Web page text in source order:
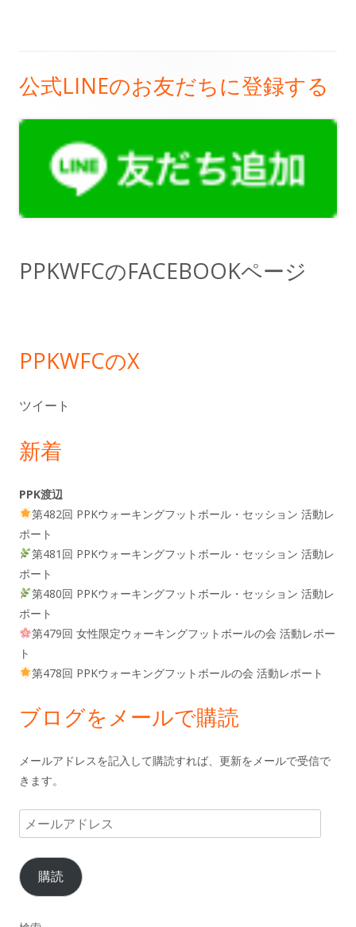
メ
イ
イ
ド
公式LINEのお友だちに登録する
PPKWFCのFACEBOOKページ
PPKWFCのX
ツイート
新着
PPK渡辺
第482回 PPKウォーキングフットボール・セッション 活動レ
ポート
第481回 PPKウォーキングフットボール・セッション 活動レ
ポート
第480回 PPKウォーキングフットボール・セッション 活動レ
ポート
第479回 女性限定ウォーキングフットボールの会 活動レポー
ト
第478回 PPKウォーキングフットボールの会 活動レポート
ブログをメールで購読
メールアドレスを記入して購読すれば、更新をメールで受信で
きます。
ー
ル
ア
ド
購読